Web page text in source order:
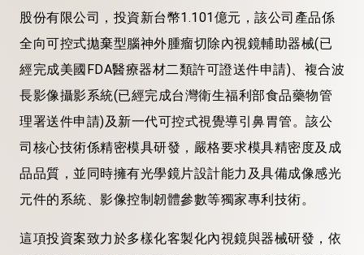
股份有限公司，投資新台幣1.101億元，該公司產品係
全向可控式拋棄型腦神外腫瘤切除內視鏡輔助器械(已
經完成美國FDA醫療器材二類許可證送件申請)、複合波
長影像攝影系統(已經完成台灣衛生福利部食品藥物管
理署送件申請)及新一代可控式視覺導引鼻胃管。該公
司核心技術係精密模具研發，嚴格要求模具精密度及成
品品質，並同時擁有光學鏡片設計能力及具備成像感光
元件的系統、影像控制韌體參數等獨家專利技術。
這項投資案致力於多樣化客製化內視鏡與器械研發，依